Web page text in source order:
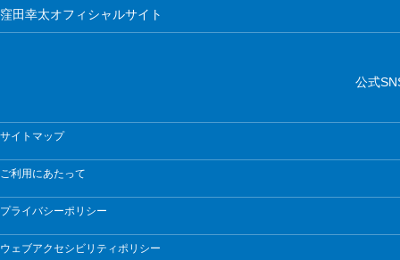
窪田幸太オフィシャルサイト
公式
サイトマップ
ご利用にあたって
プライバシーポリシー
ウェブアクセシビリティポリシー